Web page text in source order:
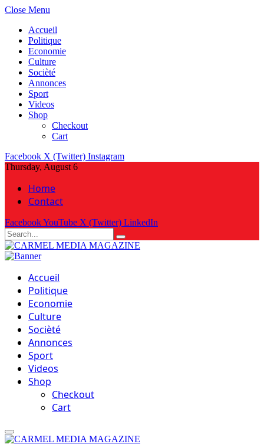
Close Menu
Accueil
Politique
Economie
Culture
Socièté
Annonces
Sport
Videos
Shop
Checkout
Cart
Facebook X (Twitter) Instagram
Thursday, August 6
Home
Contact
FacebookYouTube X (Twitter) LinkedIn
Accueil
Politique
Economie
Culture
Socièté
Annonces
Sport
Videos
Shop
Checkout
Cart